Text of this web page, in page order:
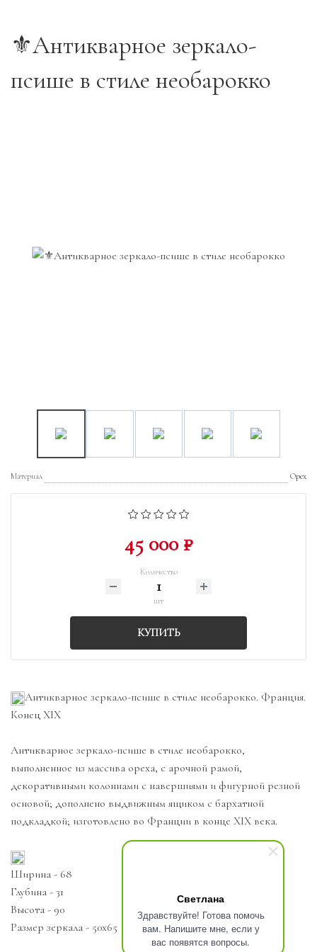
Светлана
Здравствуйте! Готова помочь
вам. Напишите мне, если у
вас появятся вопросы.
⚜️Антикварное зеркало-
псише в стиле необарокко
Материал Орех
45 000 ₽
Количество
шт
КУПИТЬ
Антикварное зеркало-псише в стиле необарокко. Франция.
Конец XIX
Антикварное зеркало-псише в стиле необарокко,
выполненное из массива ореха, с арочной рамой,
декоративными колоннами с навершиями и фигурной резной
основой; дополнено выдвижным ящиком с бархатной
подкладкой; изготовлено во Франции в конце XIX века.
Ширина - 68
Глубина - 31
Высота - 90
Размер зеркала - 50х65